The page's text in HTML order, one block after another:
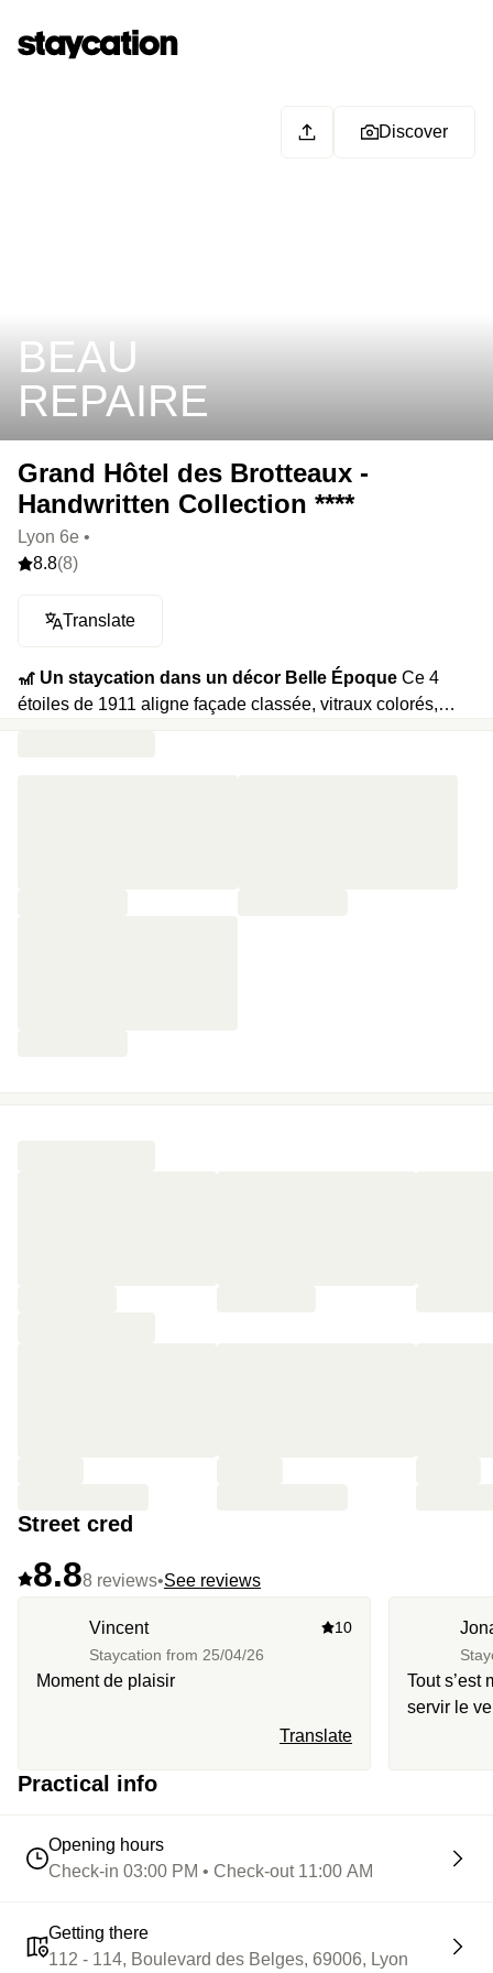
BEAU
REPAIRE
Discover
Grand Hôtel des Brotteaux -
Handwritten Collection ****
Lyon 6e •
8.8(8)
Translate
🎢 Un staycation dans un décor Belle Époque Ce 4
étoiles de 1911 aligne façade classée, vitraux colorés,
Street cred
8.88 reviews•See reviews
Vincent
Staycation from 25/04/26
10
Moment de plaisir
Translate
Tout s’est
servir le
Practical info
Opening hours
Check-in 03:00 PM • Check-out 11:00 AM
Getting there
112 - 114, Boulevard des Belges, 69006, Lyon